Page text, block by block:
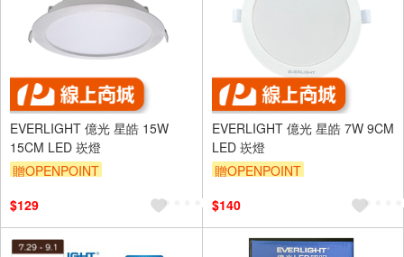
EVERLIGHT 億光 星皓 15W
15CM LED 崁燈
贈OPENPOINT
$129
EVERLIGHT 億光 星皓 7W 9CM
LED 崁燈
贈OPENPOINT
$140